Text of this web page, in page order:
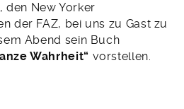
, den New Yorker
der FAZ, bei uns zu Gast zu
Abend sein Buch
Wahrheit“ vorstellen.